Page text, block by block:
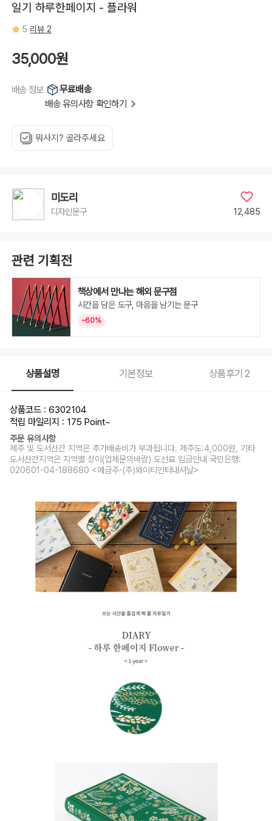
일기 하루한페이지 - 플라워
5 리뷰 2
35,000원
배송 정보
무료배송
배송 유의사항 확인하기
뭐사지? 골라주세요
미도리
디자인문구 12,485
관련 기획전
책상에서 만나는 해외 문구점
시간을 담은 도구, 마음을 남기는 문구
~60%
상품설명 기본정보 상품후기 2
상품코드 : 6302104
적립 마일리지 : 175 Point~
주문 유의사항
제주 및 도서산간 지역은 추가배송비가 부과됩니다. 제주도:4,000원, 기타
도서산간지역은 지역별 상이(업체문의바람) 도선료 입금안내 국민은행:
020601-04-188680 <예금주-(주)와이티인터내셔날>